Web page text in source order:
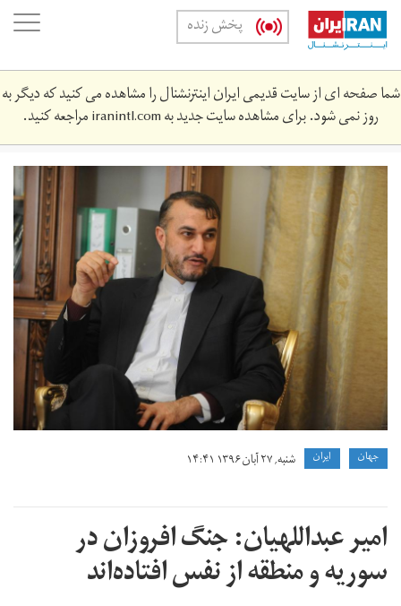
Skip
main
content
پخش زنده
شما صفحه ای از سایت قدیمی ایران اینترنشنال را مشاهده می کنید که دیگر به
روز نمی شود. برای مشاهده سایت جدید بهiranintl.comمراجعه کنید.
img09282325.jpg
جهان ايران شنبه, ۲۷ آبان ۱۳۹۶ ۱۴:۴۱
امیر عبداللهیان: جنگ افروزان در
سوریه و منطقه از نفس افتاده‌اند